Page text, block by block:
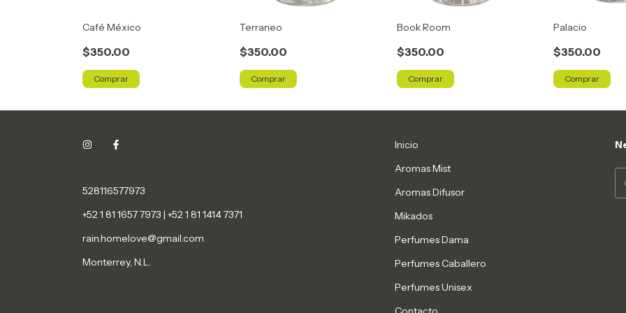
Café México
$350.00
Comprar
Terraneo
$350.00
Comprar
Book Room
$350.00
Comprar
Palacio
$350.00
Comprar
528116577973
+52 1 81 1657 7973 | +52 1 81 1414 7371
rain.homelove@gmail.com
Monterrey, N.L.
Inicio
Aromas Mist
Aromas Difusor
Mikados
Perfumes Dama
Perfumes Caballero
Perfumes Unisex